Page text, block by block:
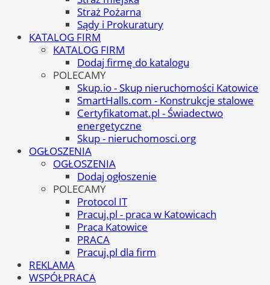
Straż Pożarna
Sądy i Prokuratury
KATALOG FIRM
KATALOG FIRM
Dodaj firmę do katalogu
POLECAMY
Skup.io - Skup nieruchomości Katowice
SmartHalls.com - Konstrukcje stalowe
Certyfikatomat.pl - Świadectwo
energetyczne
Skup - nieruchomosci.org
OGŁOSZENIA
OGŁOSZENIA
Dodaj ogłoszenie
POLECAMY
Protocol IT
Pracuj.pl - praca w Katowicach
Praca Katowice
PRACA
Pracuj.pl dla firm
REKLAMA
WSPÓŁPRACA